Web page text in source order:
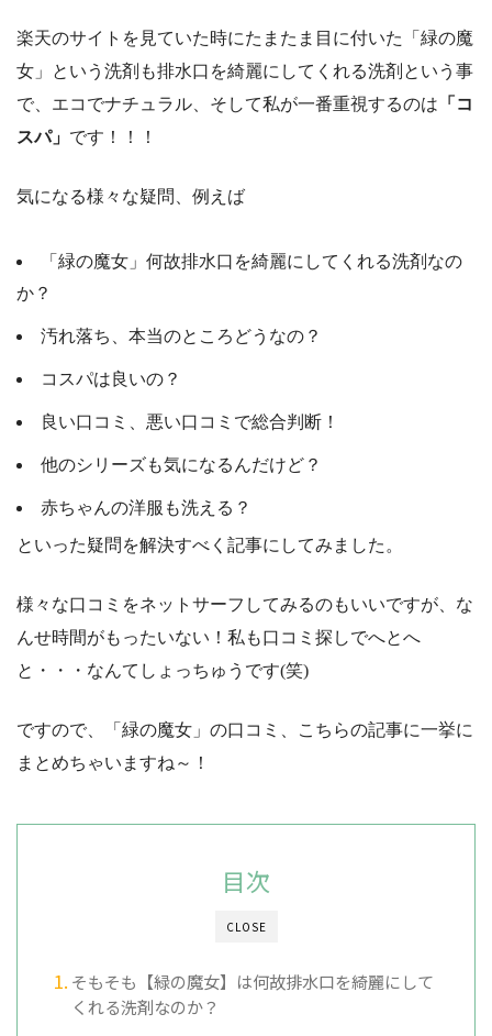
楽天のサイトを見ていた時にたまたま目に付いた「緑の魔
女」という洗剤も排水口を綺麗にしてくれる洗剤という事
で、エコでナチュラル、そして私が一番重視するのは 「コ
スパ」 です！！！
気になる様々な疑問、例えば
「緑の魔女」何故排水口を綺麗にしてくれる洗剤なの
か？
汚れ落ち、本当のところどうなの？
コスパは良いの？
良い口コミ、悪い口コミで総合判断！
他のシリーズも気になるんだけど？
赤ちゃんの洋服も洗える？
といった疑問を解決すべく記事にしてみました。
様々な口コミをネットサーフしてみるのもいいですが、な
んせ時間がもったいない！私も口コミ探しでへとへ
と・・・なんてしょっちゅうです(笑)
ですので、「緑の魔女」の口コミ、こちらの記事に一挙に
まとめちゃいますね～！
CLOSE
目次
そもそも【緑の魔女】は何故排水口を綺麗にして
くれる洗剤なのか？